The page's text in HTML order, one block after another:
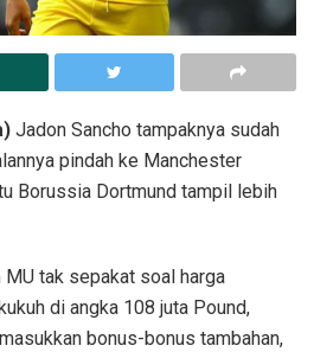
Jadon Sancho tampaknya sudah
pindah ke Manchester
Borussia Dortmund tampil lebih
MU tak sepakat soal harga
di angka 108 juta Pound,
bonus-bonus tambahan,